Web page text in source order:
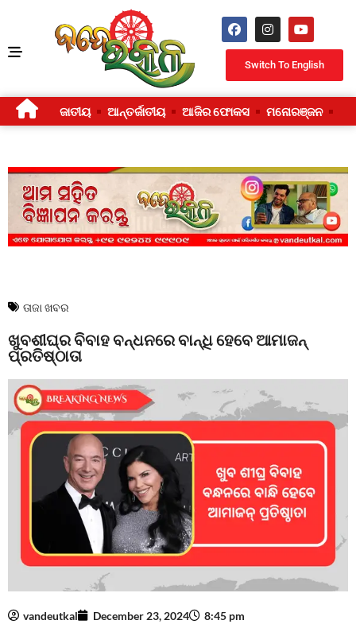
Switch To English
ଜାତୀୟ ଆନ୍ତର୍ଜାତୀୟ ଆଜିର ଫୋକସ ମନୋରଞ୍ଜନ
ତାଜା ଖବର
ଖୁବଶୀଘ୍ର ବିବାହ ବନ୍ଧନରେ ବାନ୍ଧି ହେବେ ଆମାଜନ୍
ପ୍ରତିଷ୍ଠାତା
vandeutkal December 23, 2024 8:45 pm